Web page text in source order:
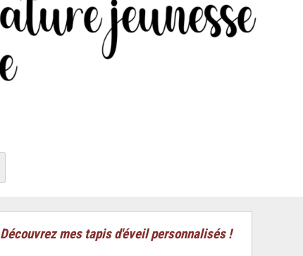
Découvrez mes tapis d'éveil personnalisés !